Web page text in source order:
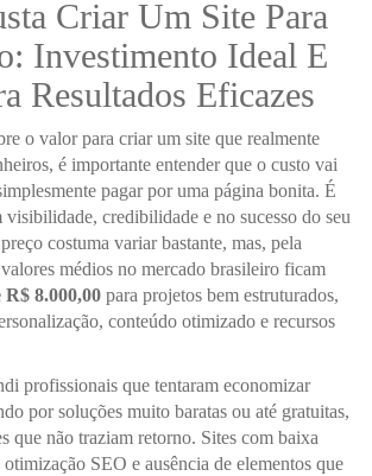
Criar Um Site Para
Investimento Ideal E
Resultados Eficazes
o valor para criar um site que realmente
é importante entender que o custo vai
pagar por uma página bonita. É
credibilidade e no sucesso do seu
costuma variar bastante, mas, pela
médios no mercado brasileiro ficam
R$ 8.000,00 para projetos bem estruturados,
conteúdo otimizado e recursos
profissionais que tentaram economizar
por soluções muito baratas ou até gratuitas,
que não traziam retorno. Sites com baixa
SEO e ausência de elementos que